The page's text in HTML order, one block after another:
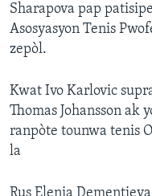
Sharapova pap
Asosyasyon Tenis
zepòl.
Kwat Ivo Karlovic
Thomas Johansson ak
ranpòte tounwa tenis
la